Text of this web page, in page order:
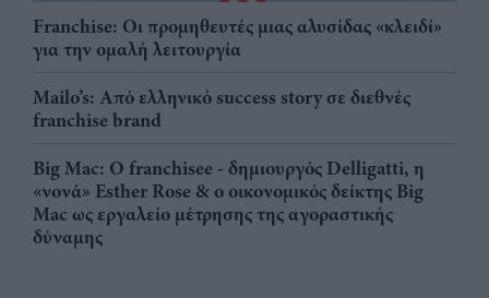
Franchise: Οι προμηθευτές μιας αλυσίδας «κλειδί»
για την ομαλή λειτουργία
Mailo’s: Από ελληνικό success story σε διεθνές
franchise brand
Big Mac: Ο franchisee - δημιουργός Delligatti, η
«νονά» Esther Rose & ο οικονομικός δείκτης Big
Mac ως εργαλείο μέτρησης της αγοραστικής
δύναμης